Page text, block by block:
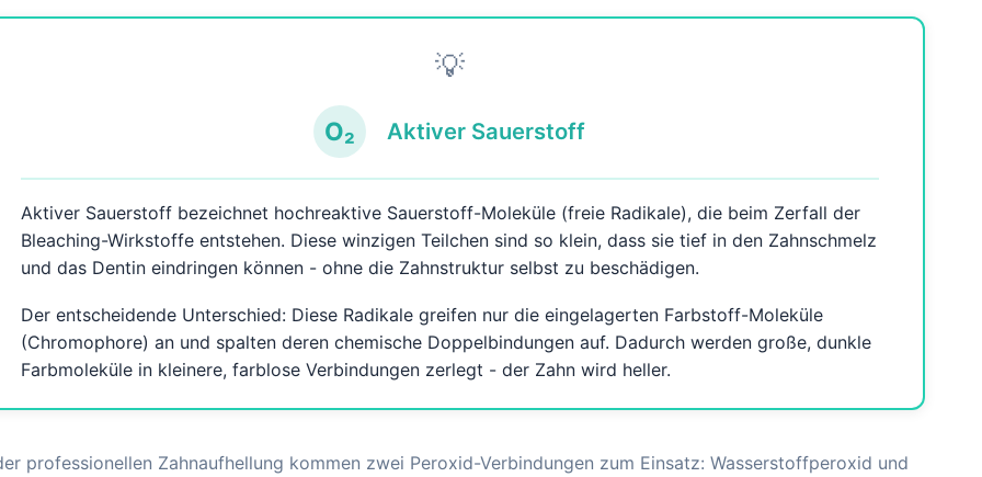
💡
O₂ Aktiver Sauerstoff
Aktiver Sauerstoff bezeichnet hochreaktive Sauerstoff-Moleküle (freie Radikale), die beim Zerfall der
Bleaching-Wirkstoffe entstehen. Diese winzigen Teilchen sind so klein, dass sie tief in den Zahnschmelz
und das Dentin eindringen können - ohne die Zahnstruktur selbst zu beschädigen.
Der entscheidende Unterschied: Diese Radikale greifen nur die eingelagerten Farbstoff-Moleküle
(Chromophore) an und spalten deren chemische Doppelbindungen auf. Dadurch werden große, dunkle
Farbmoleküle in kleinere, farblose Verbindungen zerlegt - der Zahn wird heller.
professionellen Zahnaufhellung kommen zwei Peroxid-Verbindungen zum Einsatz: Wasserstoffperoxid und